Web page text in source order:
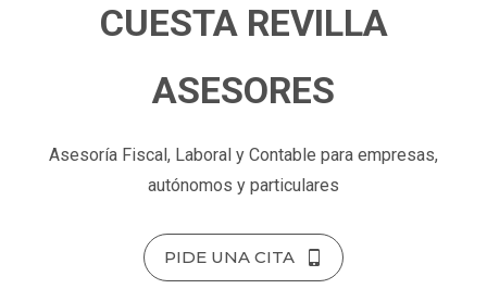
CUESTA REVILLA
ASESORES
Asesoría Fiscal, Laboral y Contable para empresas,
autónomos y particulares
PIDE UNA CITA